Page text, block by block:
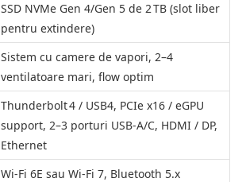
SSD NVMe Gen 4/Gen 5 de 2 TB (slot liber
pentru extindere)
Sistem cu camere de vapori, 2–4
ventilatoare mari, flow optim
Thunderbolt 4 / USB4, PCIe x16 / eGPU
support, 2–3 porturi USB-A/C, HDMI / DP,
Ethernet
Wi-Fi 6E sau Wi-Fi 7, Bluetooth 5.x